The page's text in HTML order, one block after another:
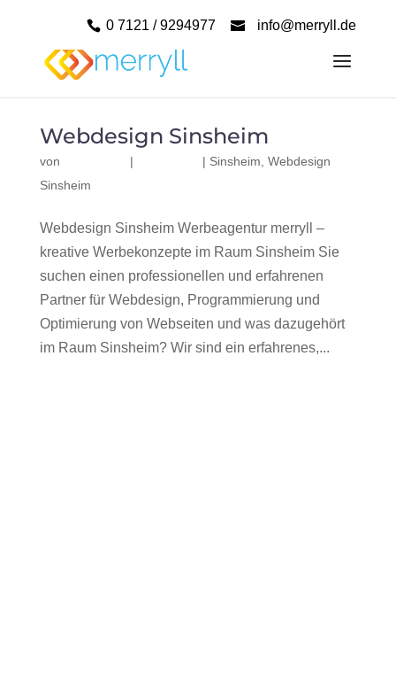
0 7121 / 9294977 info@merryll.de
Webdesign Sinsheim
von | | Sinsheim Webdesign
Sinsheim
Webdesign Sinsheim Werbeagentur merryll –
kreative Werbekonzepte im Raum Sinsheim Sie
suchen einen professionellen und erfahrenen
Partner für Webdesign, Programmierung und
Optimierung von Webseiten und was dazugehört
im Raum Sinsheim? Wir sind ein erfahrenes,...